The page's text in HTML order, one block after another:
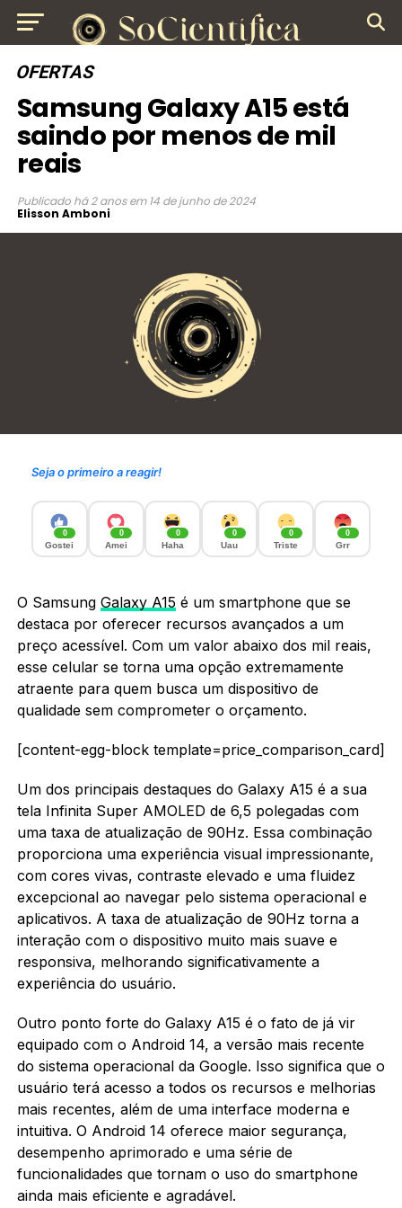
OFERTAS
Samsung Galaxy A15 está
saindo por menos de mil
reais
Publicado há 2 anos em 14 de junho de 2024
Elisson Amboni
Seja o primeiro a reagir!
0
Gostei
0
Amei
0
Haha
0
Uau
0
Triste
0
Grr
O Samsung Galaxy A15 é um smartphone que se
destaca por oferecer recursos avançados a um
preço acessível. Com um valor abaixo dos mil reais,
esse celular se torna uma opção extremamente
atraente para quem busca um dispositivo de
qualidade sem comprometer o orçamento.
[content-egg-block template=price_comparison_card]
Um dos principais destaques do Galaxy A15 é a sua
tela Infinita Super AMOLED de 6,5 polegadas com
uma taxa de atualização de 90Hz. Essa combinação
proporciona uma experiência visual impressionante,
com cores vivas, contraste elevado e uma fluidez
excepcional ao navegar pelo sistema operacional e
aplicativos. A taxa de atualização de 90Hz torna a
interação com o dispositivo muito mais suave e
responsiva, melhorando significativamente a
experiência do usuário.
Outro ponto forte do Galaxy A15 é o fato de já vir
equipado com o Android 14, a versão mais recente
do sistema operacional da Google. Isso significa que o
usuário terá acesso a todos os recursos e melhorias
mais recentes, além de uma interface moderna e
intuitiva. O Android 14 oferece maior segurança,
desempenho aprimorado e uma série de
funcionalidades que tornam o uso do smartphone
ainda mais eficiente e agradável.